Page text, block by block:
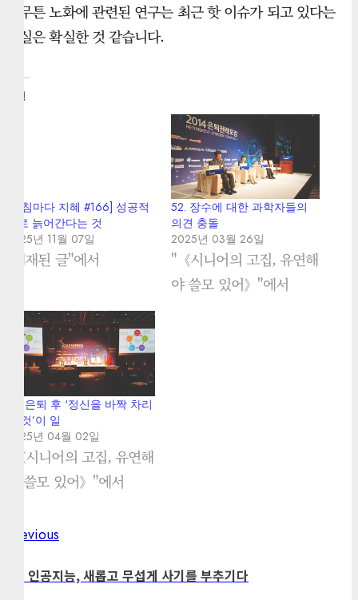
아무튼 노화에 관련된 연구는 최근 핫 이슈가 되고 있다는
사실은 확실한 것 같습니다.
관련
[아침마다 지혜 #166] 성공적
으로 늙어간다는 것
2025년 11월 07일
"게재된 글"에서
52. 장수에 대한 과학자들의
의견 충돌
2025년 03월 26일
"《시니어의 고집, 유연해
야 쓸모 있어》"에서
55. 은퇴 후 ‘정신을 바짝 차리
는 것’이 일
2025년 04월 02일
"《시니어의 고집, 유연해
야 쓸모 있어》"에서
Post
navigation
Previous
81. 인공지능, 새롭고 무섭게 사기를 부추기다